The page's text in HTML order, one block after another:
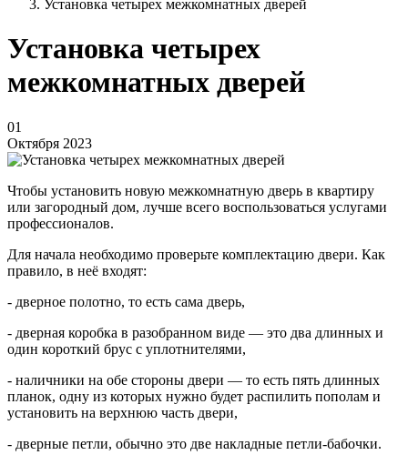
Установка четырех межкомнатных дверей
Установка четырех
межкомнатных дверей
01
Октября 2023
Чтобы установить новую межкомнатную дверь в квартиру
или загородный дом, лучше всего воспользоваться услугами
профессионалов.
Для начала необходимо проверьте комплектацию двери. Как
правило, в неё входят:
- дверное полотно, то есть сама дверь,
- дверная коробка в разобранном виде — это два длинных и
один короткий брус с уплотнителями,
- наличники на обе стороны двери — то есть пять длинных
планок, одну из которых нужно будет распилить пополам и
установить на верхнюю часть двери,
- дверные петли, обычно это две накладные петли-бабочки.